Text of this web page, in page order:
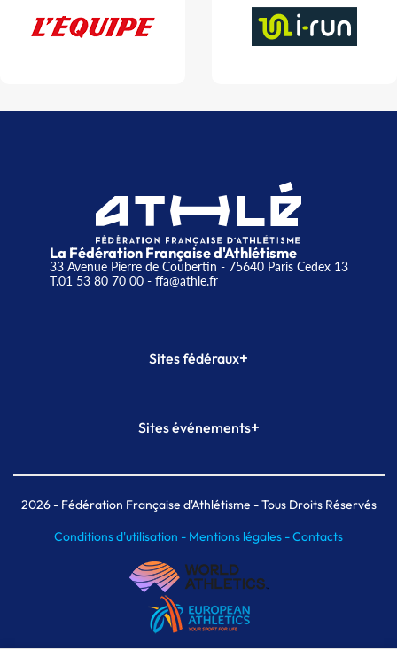
La Fédération Française d'Athlétisme
33 Avenue Pierre de Coubertin - 75640 Paris Cedex 13
T.01 53 80 70 00- ffa@athle.fr
Sites fédéraux+
Plateforme Formation
Sites événements+
Meeting de Paris indoor
MAIF Ekiden de Paris
2026- Fédération Française d'Athlétisme - Tous Droits Réservés
Conditions d'utilisation - Mentions légales -Contacts